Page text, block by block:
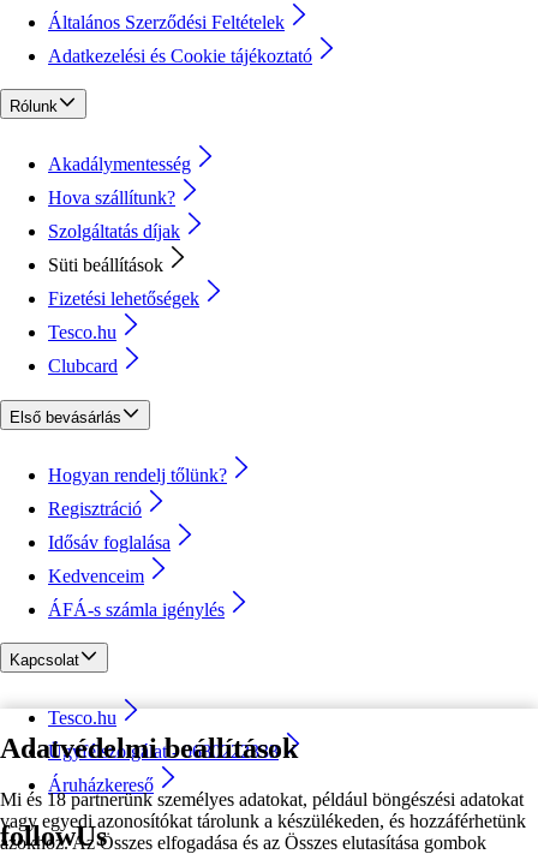
Adatvédelmi beállítások
Mi és 18 partnerünk személyes adatokat, például böngészési adatokat
vagy egyedi azonosítókat tárolunk a készülékeden, és hozzáférhetünk
azokhoz. Az Összes elfogadása és az Összes elutasítása gombok
Általános Szerződési Feltételek
Adatkezelési és Cookie tájékoztató
Rólunk
Akadálymentesség
Hova szállítunk?
Szolgáltatás díjak
Süti beállítások
Fizetési lehetőségek
Tesco.hu
Clubcard
Első bevásárlás
Hogyan rendelj tőlünk?
Regisztráció
Idősáv foglalása
Kedvenceim
ÁFÁ-s számla igénylés
Kapcsolat
Tesco.hu
Ügyfélszolgálat - 0680222333
Áruházkereső
followUs